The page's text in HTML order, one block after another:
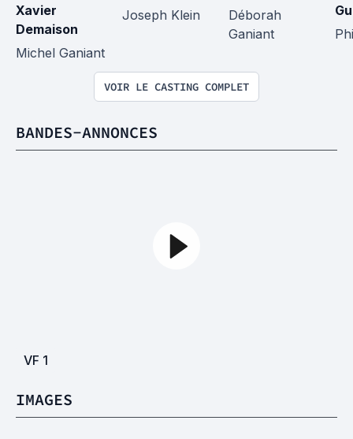
Xavier
Demaison
Michel Ganiant
Joseph Klein
Déborah
Ganiant
VOIR LE CASTING COMPLET
BANDES-ANNONCES
VF 1
IMAGES